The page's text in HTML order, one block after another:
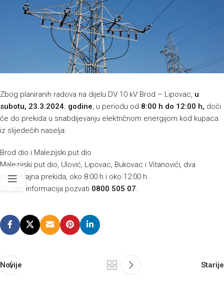
Zbog planiranih radova na dijelu DV 10 kV Brod – Lipovac, u
subotu, 23.3.2024. godine, u periodu od 8:00 h do 12:00 h, doći
će do prekida u snabdijevanju električnom energijom kod kupaca
iz slijedećih naselja:
Brod dio i Malezijski put dio
Malezijski put dio, Ulović, Lipovac, Bukovac i Vitanovići, dva
kratkotrajna prekida, oko 8:00 h i oko 12:00 h.
Za više informacija pozvati 0800 505 07.
Novije Starije